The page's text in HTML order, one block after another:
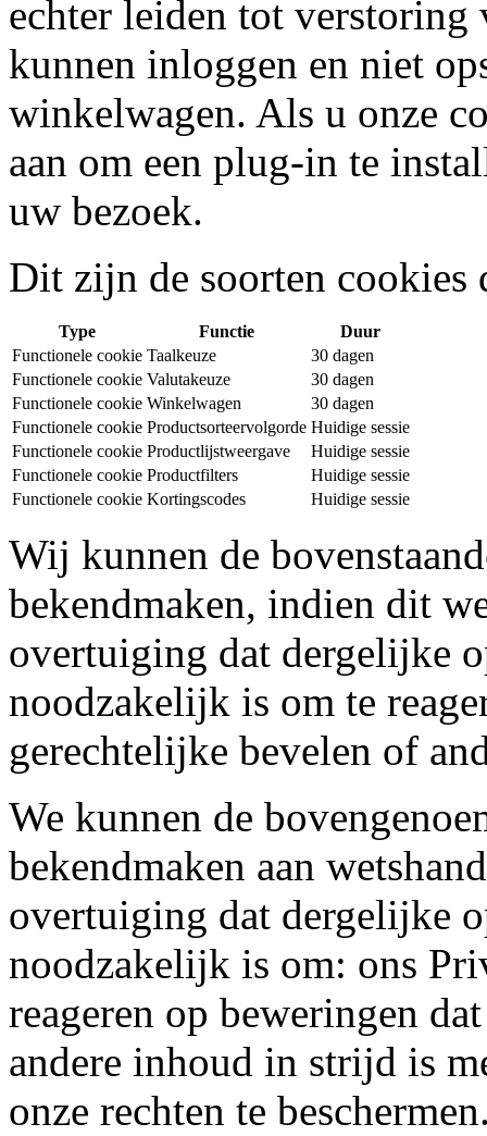
echter leiden tot verstoring
kunnen inloggen en niet
winkelwagen. Als u onze
aan om een plug-in te
uw bezoek.
Dit zijn de soorten cookies
Type Functie
Duur
Functionele cookie Taalkeuze
30 dagen
Functionele cookie Valutakeuze
30 dagen
Functionele cookie Winkelwagen
30 dagen
Functionele cookie Productsorteervolgorde Huidige sessie
Functionele cookie Productlijstweergave
Huidige sessie
Functionele cookie Productfilters
Huidige sessie
Functionele cookie Kortingscodes Huidige sessie
Wij kunnen de
bekendmaken, indien dit
overtuiging dat dergelijke
noodzakelijk is om te
gerechtelijke bevelen of
We kunnen de
bekendmaken aan
overtuiging dat dergelijke
noodzakelijk is om: ons
reageren op beweringen
andere inhoud in strijd is
onze rechten te